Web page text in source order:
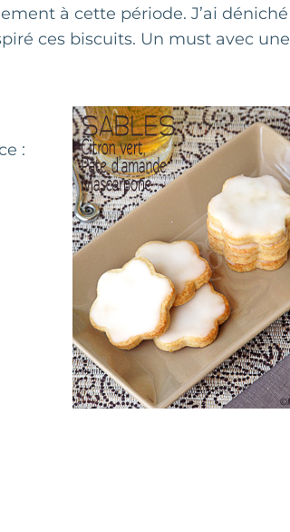
à cette période. J’ai déniché
ces biscuits. Un must avec une
: